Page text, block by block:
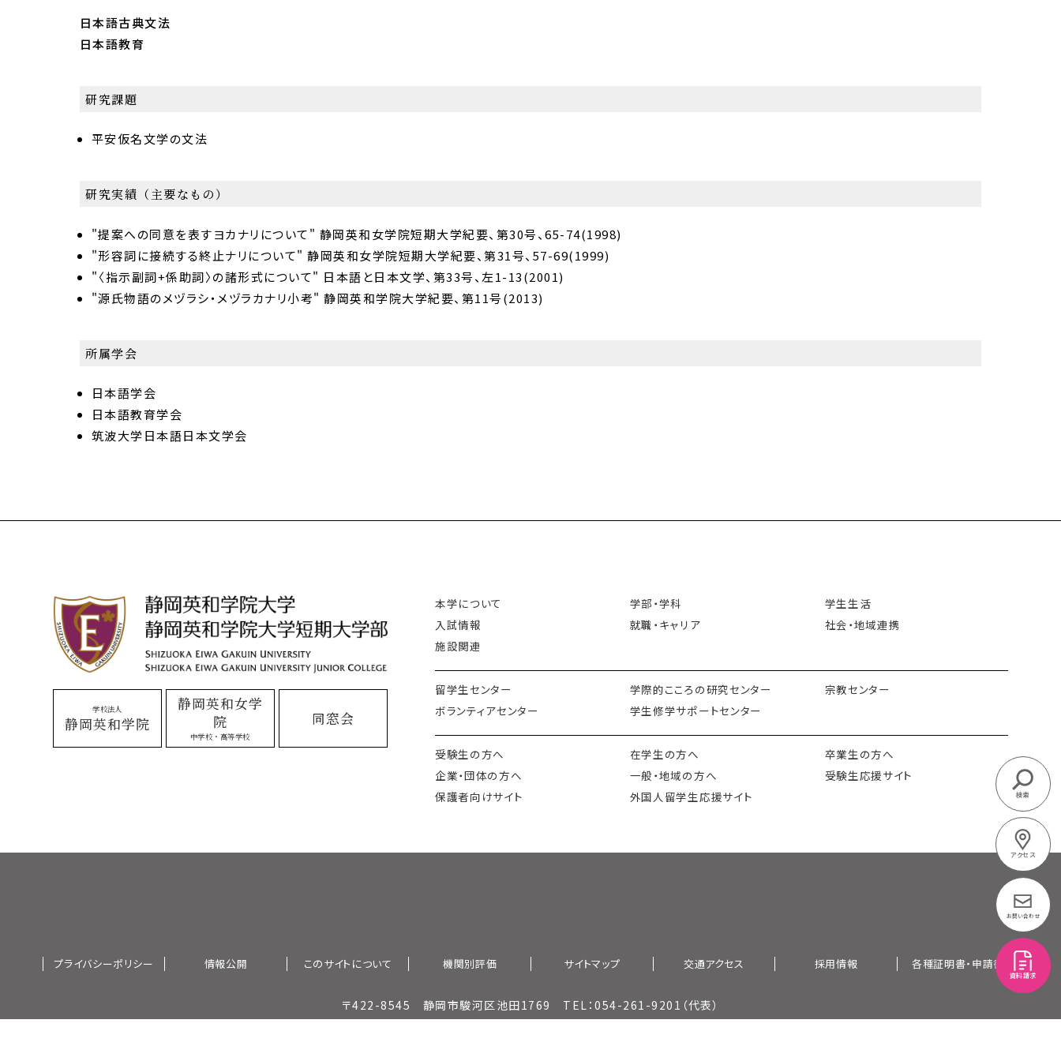
検索
アクセス
お問い合わせ
資料請求
日本語古典文法
日本語教育
研究課題
平安仮名文学の文法
研究実績（主要なもの）
"提案への同意を表すヨカナリについて" 静岡英和女学院短期大学紀要、第30号、65-74(1998)
"形容詞に接続する終止ナリについて" 静岡英和女学院短期大学紀要、第31号、57-69(1999)
"〈指示副詞+係助詞〉の諸形式について" 日本語と日本文学、第33号、左1-13(2001)
"源氏物語のメヅラシ・メヅラカナリ小考" 静岡英和学院大学紀要、第11号(2013)
所属学会
日本語学会
日本語教育学会
筑波大学日本語日本文学会
学校法人
静岡英和学院
静岡英和女学
院
中学校・高等学校
同窓会
本学について 学部・学科
学生生活
入試情報
就職・キャリア
社会・地域連携
施設関連
留学生センター 学際的こころの研究センター
宗教センター
ボランティアセンター
学生修学サポートセンター
受験生の方へ 在学生の方へ
卒業生の方へ
企業・団体の方へ
一般・地域の方へ
受験生応援サイト
保護者向けサイト
外国人留学生応援サイト
プライバシーポリシー 情報公開 このサイトについて 機関別評価 サイトマップ 交通アクセス 採用情報 各種証明書・申請書
〒422-8545 静岡市駿河区池田1769 TEL：054-261-9201（代表）